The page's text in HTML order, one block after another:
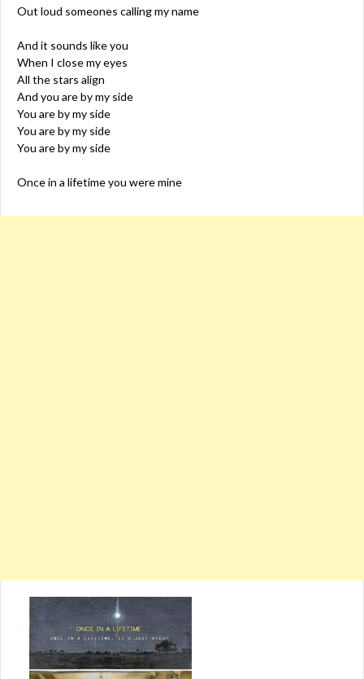
Out loud someones calling my name
And it sounds like you
When I close my eyes
All the stars align
And you are by my side
You are by my side
You are by my side
You are by my side
Once in a lifetime you were mine